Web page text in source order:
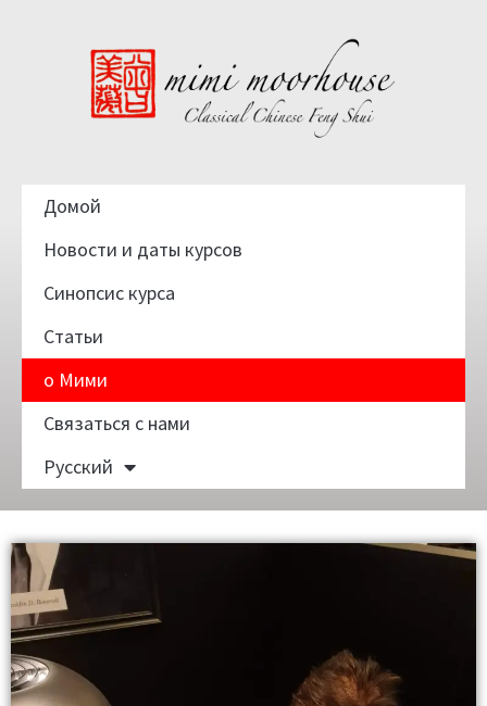
Домой
Новости и даты курсов
Синопсис курса
Статьи
о Мими
Связаться с нами
Русский